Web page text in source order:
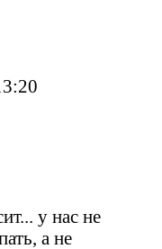
у нас не
а не